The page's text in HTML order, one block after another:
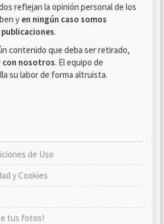
reflejan la opinión personal de los
y en ningún caso somos
.
contenido que deba ser retirado,
nosotros. El equipo de
su labor de forma altruista.
de Uso
y Cookies
tus fotos!